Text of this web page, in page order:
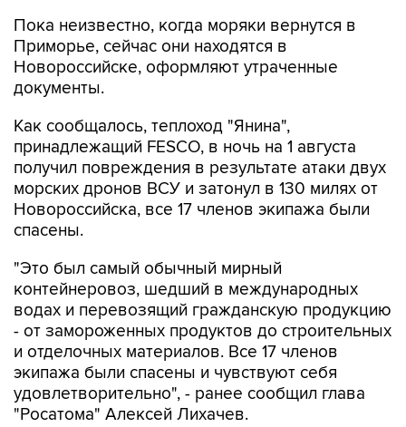
Пока неизвестно, когда моряки вернутся в
Приморье, сейчас они находятся в
Новороссийске, оформляют утраченные
документы.
Как сообщалось, теплоход "Янина",
принадлежащий FESCO, в ночь на 1 августа
получил повреждения в результате атаки двух
морских дронов ВСУ и затонул в 130 милях от
Новороссийска, все 17 членов экипажа были
спасены.
"Это был самый обычный мирный
контейнеровоз, шедший в международных
водах и перевозящий гражданскую продукцию
- от замороженных продуктов до строительных
и отделочных материалов. Все 17 членов
экипажа были спасены и чувствуют себя
удовлетворительно", - ранее сообщил глава
"Росатома" Алексей Лихачев.